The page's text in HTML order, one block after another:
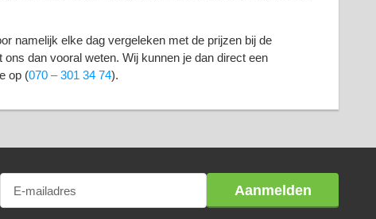
namelijk elke dag vergeleken met de prijzen bij de
dan vooral weten. Wij kunnen je dan direct een
op (070 – 301 34 74).
Aanmelden